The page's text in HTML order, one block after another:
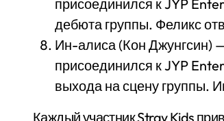
присоединился к JYP
дебюта группы. Феликс
Ин-алиса (Кон Джунгсин)
присоединился к JYP
выхода на сцену группы.
Каждый участник Stray Kids